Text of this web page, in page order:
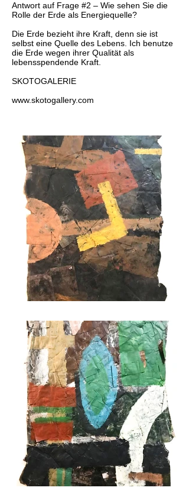
Antwort auf Frage #2 – Wie sehen Sie die
Rolle der Erde als Energiequelle?
Die Erde bezieht ihre Kraft, denn sie ist
selbst eine Quelle des Lebens. Ich benutze
die Erde wegen ihrer Qualität als
lebensspendende Kraft.
SKOTOGALERIE
www.skotogallery.com